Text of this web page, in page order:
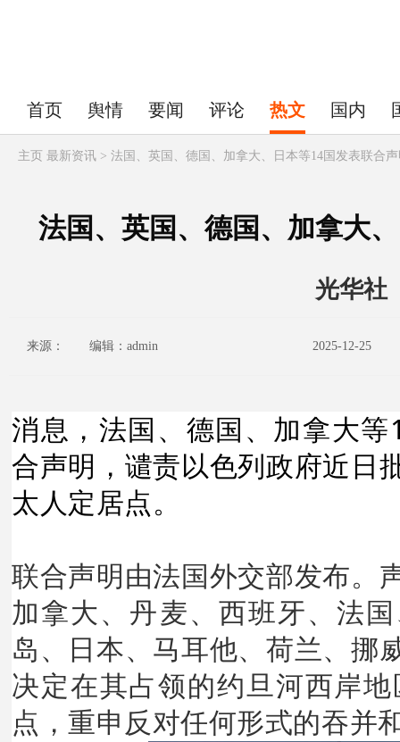
首页 舆情 要闻 评论 热文 国内
主页 最新资讯 > 法国、英国、德国、加拿大、日本等14国发表联合
法国、英国、德国、加拿大
光华社
来源： 编辑：admin 2025-12-25
消息，法国、德国、加拿大
合声明，谴责以色列政府近日
太人定居点。
联合声明由法国外交部发布。
加拿大、丹麦、西班牙、法
岛、日本、马耳他、荷兰、挪
决定在其占领的约旦河西岸
点，重申反对任何形式的吞并